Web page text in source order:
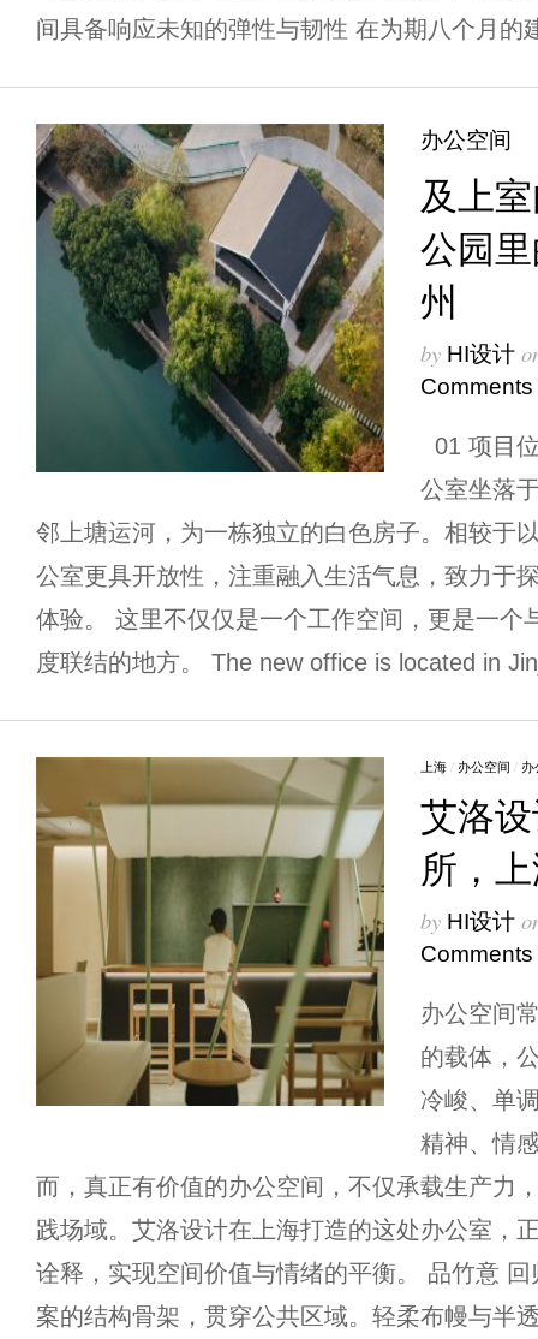
间具备响应未知的弹性与韧性 在为期八个月
办公空间
及上
公园
州
by HI设计
Comments
01 项目
公室坐落
邻上塘运河，为一栋独立的白色房子。相较于
公室更具开放性，注重融入生活气息，致力于
体验。 这里不仅仅是一个工作空间，更是一个
度联结的地方。 The new office is located in
上海 / 办公空间 /
艾洛
所，
by HI设计
Comments
办公空间
的载体，
冷峻、单
精神、情
而，真正有价值的办公空间，不仅承载生产力
践场域。艾洛设计在上海打造的这处办公室，
诠释，实现空间价值与情绪的平衡。 品竹意
案的结构骨架，贯穿公共区域。轻柔布幔与半